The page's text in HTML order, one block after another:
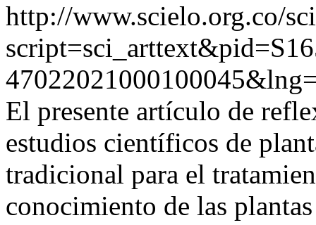
http://www.scielo.org.co/
El presente artículo de
estudios científicos de
tradicional para el
conocimiento de las